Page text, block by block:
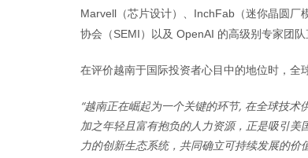
Marvell（芯片设计）、InchFab（迷你晶圆厂
协会（SEMI）以及 OpenAI 的高级别专家团
在评价越南于国际投资者心目中的地位时，全
“越南正在崛起为一个关键的环节, 在全球技
加之年轻且富有抱负的人力资源，正是吸引美
力的创新生态系统，共同确立可持续发展的价